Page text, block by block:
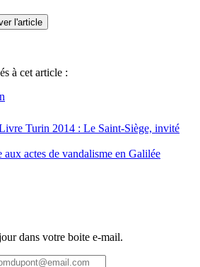
l'article
à cet article :
Turin 2014 : Le Saint-Siège, invité
aux actes de vandalisme en Galilée
dans votre boite e-mail.